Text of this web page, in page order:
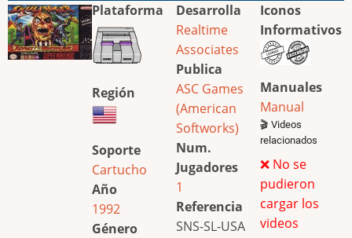
Plataforma
Región
Soporte
Cartucho
Año
1992
Género
Desarrolla
Realtime
Associates
Publica
ASC Games
(American
Softworks)
Num.
Jugadores
1
Referencia
SNS-SL-USA
Iconos
Informativos
Manuales
Manual
🎬 Videos
relacionados
❌ No se
pudieron
cargar los
videos